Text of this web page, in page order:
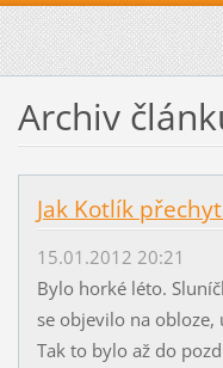
Archiv
Jak Kotlík
15.01.2012 20:21
Bylo horké léto.
se objevilo na obloze,
Tak to bylo až do